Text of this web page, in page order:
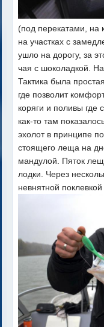
(под перекатами, на
на участках с
ушло на дорогу, за
чая с шоколадкой.
Тактика была
где позволит
коряги и поливы где
как-то там
эхолот в принципе
стоящего леща на
мандулой. Пяток
лодки. Через
невнятной